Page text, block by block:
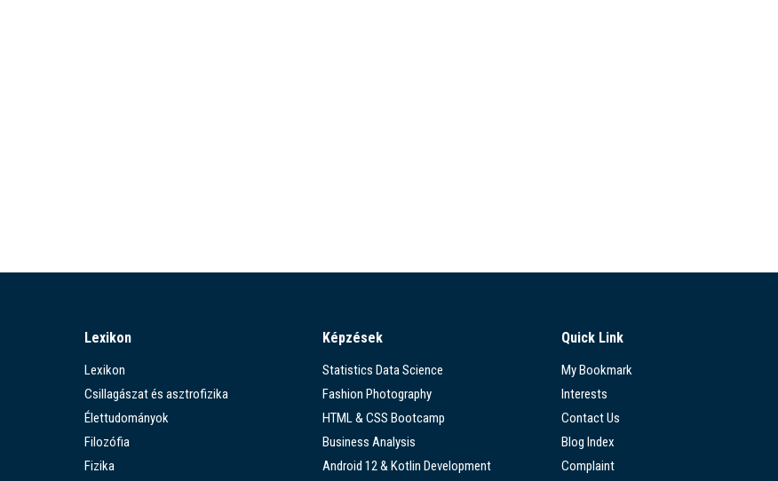
Lexikon
Lexikon
Csillagászat és asztrofizika
Élettudományok
Filozófia
Fizika
Képzések
Statistics Data Science
Fashion Photography
HTML & CSS Bootcamp
Business Analysis
Android 12 & Kotlin Development
Quick Link
My Bookmark
Interests
Contact Us
Blog Index
Complaint